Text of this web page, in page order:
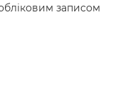
записом